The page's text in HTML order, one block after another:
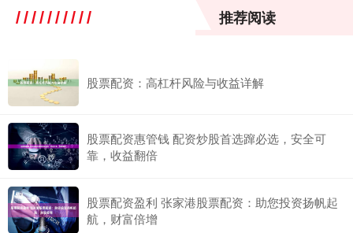
推荐阅读
股票配资：高杠杆风险与收益详解
股票配资惠管钱 配资炒股首选蹿必选，安全可
靠，收益翻倍
股票配资盈利 张家港股票配资：助您投资扬帆起
航，财富倍增